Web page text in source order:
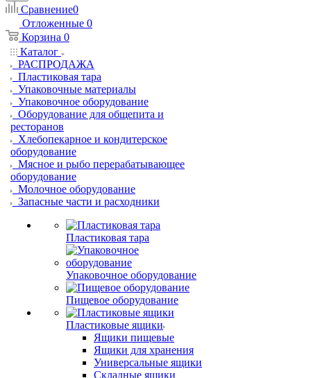
Сравнение0
Отложенные 0
Корзина 0
Каталог
РАСПРОДАЖА
Пластиковая тара
Упаковочные материалы
Упаковочное оборудование
Оборудование для общепита и
ресторанов
Хлебопекарное и кондитерское
оборудование
Мясное и рыбо перерабатывающее
оборудование
Молочное оборудование
Запасные части и расходники
Пластиковая тара
Упаковочное оборудование
Пищевое оборудование
Пластиковые ящики
Ящики пищевые
Ящики для хранения
Универсальные ящики
Складные ящики